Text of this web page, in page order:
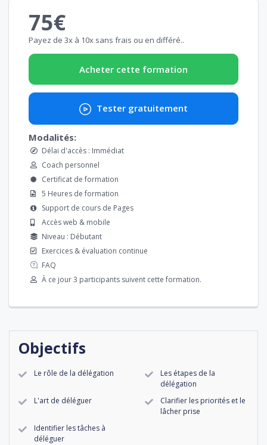
75€
Payez de 3x à 10x sans frais ou en différé..
Acheter cette formation
Tester gratuitement
Modalités:
Délai d'accès : Immédiat
Coach personnel
Certificat de formation
5 Heures de formation
Support de cours de Pages
Accès web & mobile
Niveau : Débutant
Exercices & évaluation continue
FAQ
À ce jour 3 participants suivent cette formation.
Objectifs
Le rôle de la délégation
Les étapes de la
délégation
L'art de déléguer
Clarifier les priorités et le
lâcher prise
Identifier les tâches à
déléguer